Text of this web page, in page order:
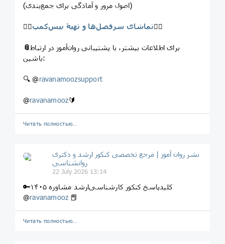
(اصول مرور و آمادگی برای جمع‌بندی)
👈🏻تماشای سرفصل‌ها و تهیۀ بیس‌کمپ👉🏻
📎برای اطلاعات بیشتر، با پشتیبانی روان‌آموز در ارتباط
باشین:
🔍 @ravanamoozsupport
@ravanamooz🔰
Читать полностью…
نشر روان‌ آموز | مرجع تخصصی کنکور ارشد و دکتری
روانشناسی
22 July 2026 13:14
🔑کلیدپاسخ کنکور کارشناسی‌ارشد مشاوره ۱۴۰۵
@ravanamooz 📕
Читать полностью…